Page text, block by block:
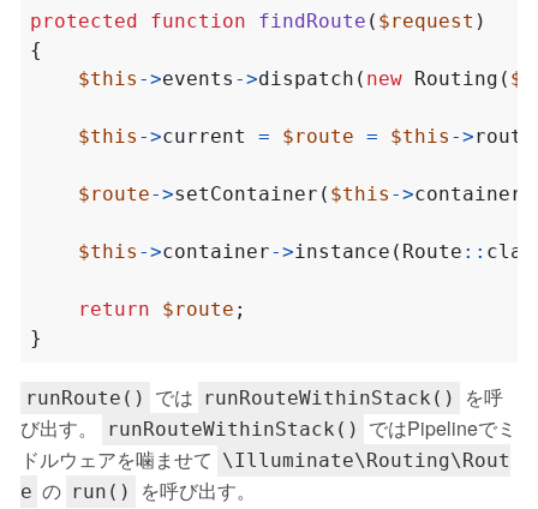
protected
function findRoute ( $request )
{
$this ->events ->dispatch ( new Routing (
$this ->current = $route = $this ->
$route->setContainer ( $this ->container
$this ->container->instance ( Route ::
return $route ;
}
runRoute() では runRouteWithinStack()
を呼
び出す。
runRouteWithinStack()
ではPipelineでミ
ドルウェアを噛ませて \Illuminate\Routing\Rout
e の run() を呼び出す。